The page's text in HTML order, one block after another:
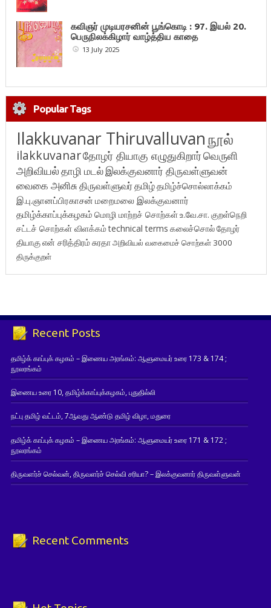
கவிஞர் முடியரசனின் பூங்கொடி : 97. இயல் 20.
பெருநிலக்கிழார் வாழ்த்திய காதை
13 July 2025
Popular Tags
Ilakkuvanar Thiruvalluvanநூல்
ilakkuvanarதோழர் தியாகு எழுதுகிறார்வெருளி
அறிவியல்தாழி மடல்இலக்குவனார் திருவள்ளுவன்
வைகை அனிசுதிருவள்ளுவர்தமிழ்தமிழ்ச்சொல்லாக்கம்
இ.பு.ஞானப்பிரகாசன் மறைமலை இலக்குவனார்
தமிழ்க்காப்புக்கழகம் மொழி மாற்றச் சொற்கள்உ.வே.சா. குறள்நெறி
சட்டச் சொற்கள் விளக்கம்technical terms கலைச்சொல்தோழர்
தியாகுஎன் சரித்திரம்சுரதாஅறிவியல் வகைமைச் சொற்கள் 3000
திருக்குறள்
Recent Posts
தமிழ்க் காப்புக் கழகம் – இணைய அரங்கம்: ஆளுமையர் உரை 173 & 174 ;
நூலரங்கம்
இணைய உரை 10, தமிழ்க்காப்புக்கழகம், புதுதில்லி
நட்பு தமிழ் வட்டம், 7ஆவது ஆண்டு தமிழ் விழா, மதுரை
தமிழ்க் காப்புக் கழகம் – இணைய அரங்கம்: ஆளுமையர் உரை 171 & 172 ;
நூலரங்கம்
திருவளர்ச் செல்வன், திருவளர்ச் செல்வி சரியா? – இலக்குவனார் திருவள்ளுவன்
Recent Comments